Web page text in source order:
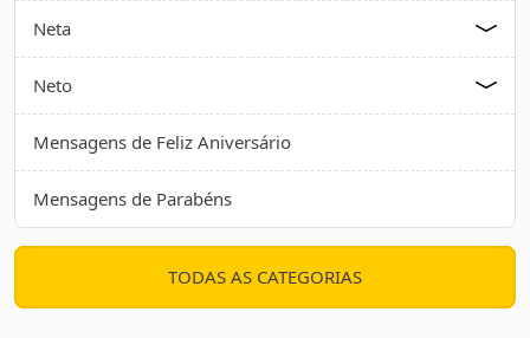
Neta
Neto
Mensagens de Feliz Aniversário
Mensagens de Parabéns
TODAS AS CATEGORIAS